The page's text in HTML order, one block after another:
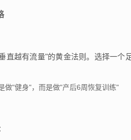
直越有流量"的黄金法则。选择一个
做"健身"，而是做"产后6周恢复训练"